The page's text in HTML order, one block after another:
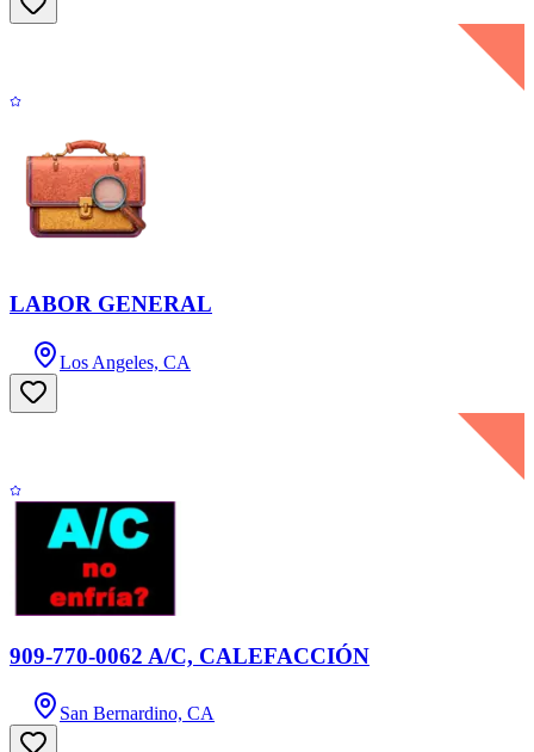
LABOR GENERAL
Los Angeles, CA
909-770-0062 A/C, CALEFACCIÓN
San Bernardino, CA